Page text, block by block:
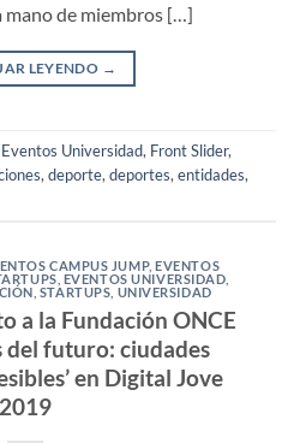
mano de miembros […]
LEYENDO →
Eventos Universidad, Front Slider,
,deporte,deportes,entidades,
CAMPUS JUMP,EVENTOS
EVENTOS UNIVERSIDAD
STARTUPS UNIVERSIDAD
a la Fundación ONCE
del futuro: ciudades
en Digital Jove
2019